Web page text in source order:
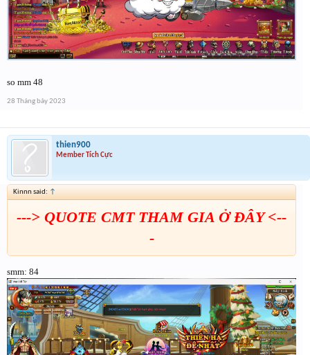
so mm 48
28 Tháng bảy 2023
thien900
Member Tích Cực
Kinnn said: ↑
---> QUOTE CMT THAM GIA Ở ĐÂY <--
-
smm: 84